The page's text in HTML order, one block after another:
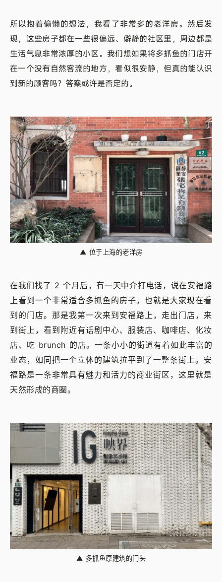
所以抱着偷懒的想法，我看了非常多的老洋房。然后发
现，这些房子都在一些很偏远、僻静的社区里，周边都是
生活气息非常浓厚的小区。我们想如果将多抓鱼的门店开
在一个没有自然客流的地方，看似很安静，但真的能认识
到新的顾客吗？答案或许是否定的。
▲ 位于上海的老洋房
在我们找了 2 个月后，有一天中介打电话，说在安福路
上看到一个非常适合多抓鱼的房子，也就是大家现在看
到的门店。那是我第一次来到安福路上，走出门店，来
到街上，看到附近有话剧中心、服装店、咖啡店、化妆
店、吃 brunch 的店。一条小小的街道有着如此丰富的
业态，如同把一个立体的建筑拉平到了一整条街上。安
福路是一条非常具有魅力和活力的商业街区，这里就是
天然形成的商圈。
▲ 多抓鱼原建筑的门头